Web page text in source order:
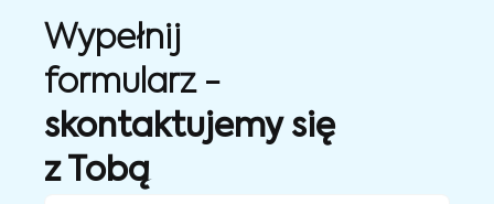
Wypełnij
formularz -
skontaktujemy się
z Tobą